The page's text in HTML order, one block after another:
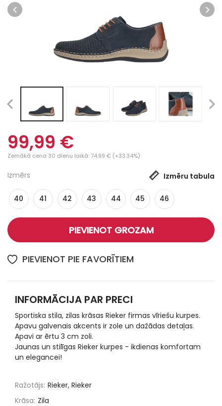
99,99 €
Zemākā cena 30 dienu laikā: 74.99 € (+33.34%)
Izmērs Izmēru tabula
40 41 42 43 44 45 46
PIEVIENOT GROZAM
PIEVIENOT PIE FAVORĪTIEM
INFORMĀCIJA PAR PRECI
Sportiska stila, zilas krāsas Rieker firmas vīriešu kurpes.
Apavu galvenais akcents ir zole un dažādas detaļas.
Apavi ar ērtu 3 cm zoli.
Jaunas un stilīgas Rieker kurpes - ikdienas komfortam
un elegancei!
Ražotājs: Rieker, Rieker
Krāsa: Zila